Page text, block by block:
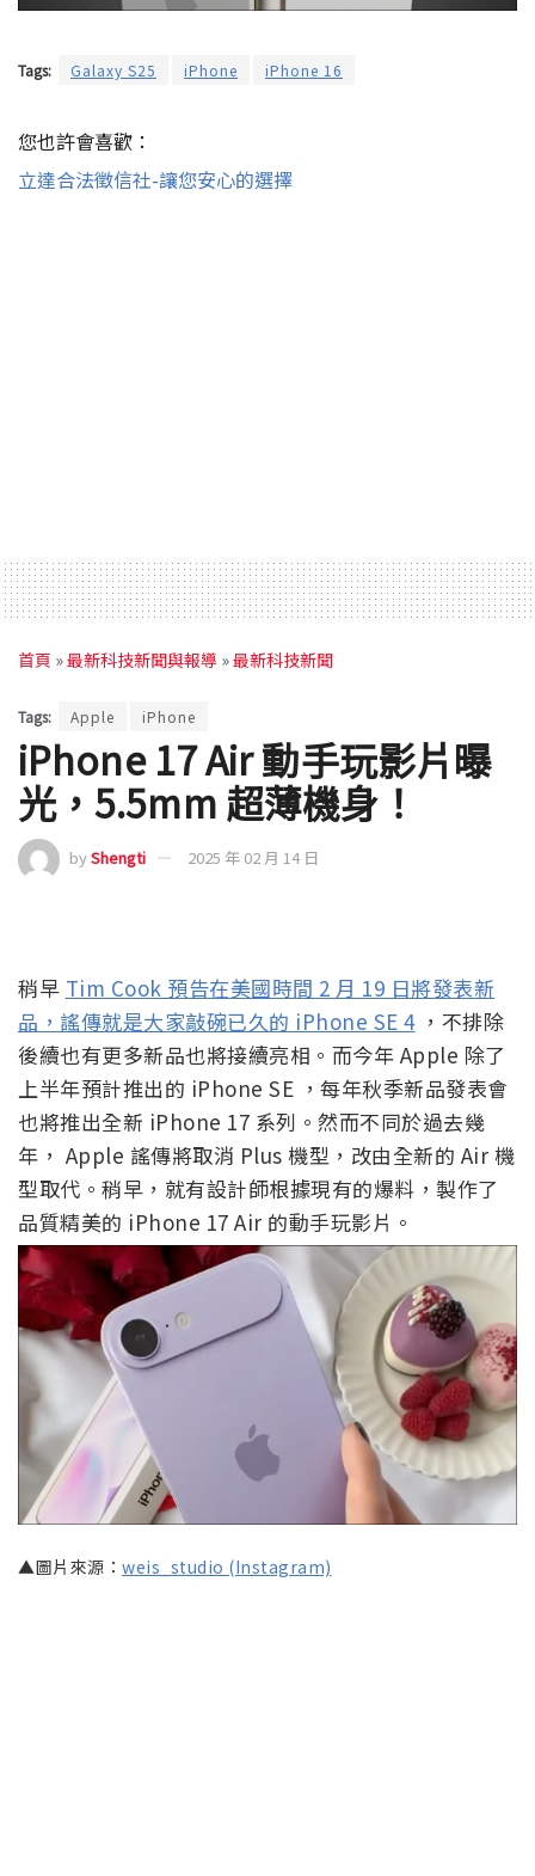
Tags: Galaxy S25 iPhone iPhone 16
您也許會喜歡：
立達合法徵信社-讓您安心的選擇
首頁 »最新科技新聞與報導 »最新科技新聞
Tags: Apple iPhone
iPhone 17 Air 動手玩影片曝
光，5.5mm 超薄機身！
byShengti 2025 年 02 月 14 日
稍早 Tim Cook 預告在美國時間 2 月 19 日將發表新
品，謠傳就是大家敲碗已久的 iPhone SE 4，不排除
後續也有更多新品也將接續亮相。而今年 Apple 除了
上半年預計推出的 iPhone SE ，每年秋季新品發表會
也將推出全新 iPhone 17 系列。然而不同於過去幾
年， Apple 謠傳將取消 Plus 機型，改由全新的 Air 機
型取代。稍早，就有設計師根據現有的爆料，製作了
品質精美的 iPhone 17 Air 的動手玩影片。
▲圖片來源： weis_studio (Instagram)